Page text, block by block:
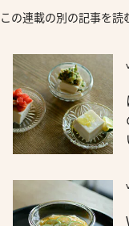
この連載の別の記事を読